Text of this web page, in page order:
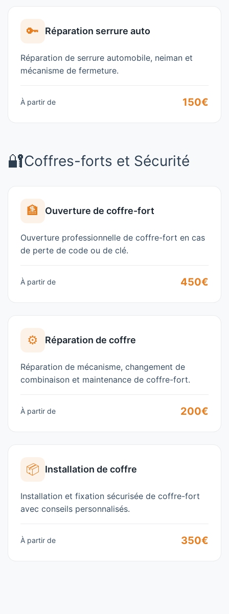
🔑 Réparation serrure auto
Réparation de serrure automobile, neiman et
mécanisme de fermeture.
À partir de 150€
🔐Coffres-forts et Sécurité
🏦 Ouverture de coffre-fort
Ouverture professionnelle de coffre-fort en cas
de perte de code ou de clé.
À partir de 450€
⚙️ Réparation de coffre
Réparation de mécanisme, changement de
combinaison et maintenance de coffre-fort.
À partir de 200€
📦 Installation de coffre
Installation et fixation sécurisée de coffre-fort
avec conseils personnalisés.
À partir de 350€